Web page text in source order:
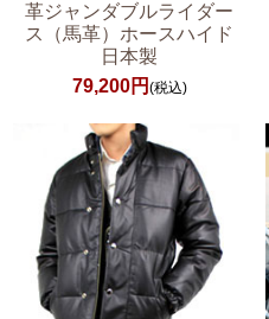
革ジャンダブルライダー
ス（馬革）ホースハイド
日本製
79,200円 (税込)